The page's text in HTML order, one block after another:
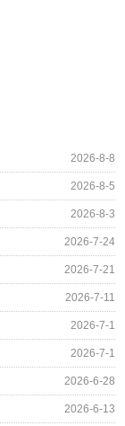
2026-8-8
2026-8-5
2026-8-3
2026-7-24
2026-7-21
2026-7-11
2026-7-1
2026-7-1
2026-6-28
2026-6-13